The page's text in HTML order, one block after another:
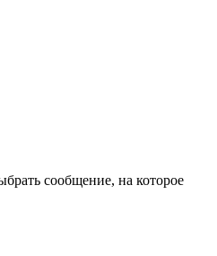
сообщение, на которое